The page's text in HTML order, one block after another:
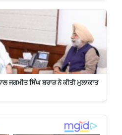
ਜਗਮੀਤ ਸਿੰਘ ਬਰਾੜ ਨੇ ਕੀਤੀ ਮੁਲਾਕਾਤ